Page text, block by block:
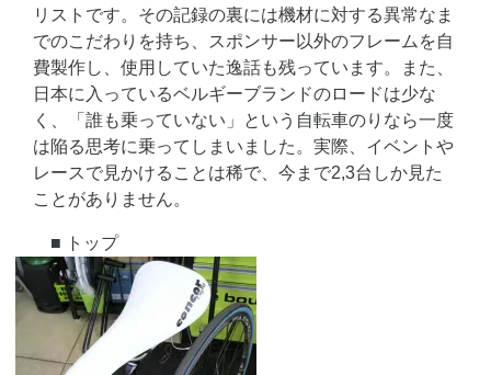
リストです。その記録の裏には機材に対する異常なま
でのこだわりを持ち、スポンサー以外のフレームを自
費製作し、使用していた逸話も残っています。また、
日本に入っているベルギーブランドのロードは少な
く、「誰も乗っていない」という自転車のりなら一度
は陥る思考に乗ってしまいました。実際、イベントや
レースで見かけることは稀で、今まで2,3台しか見た
ことがありません。
■ トップ